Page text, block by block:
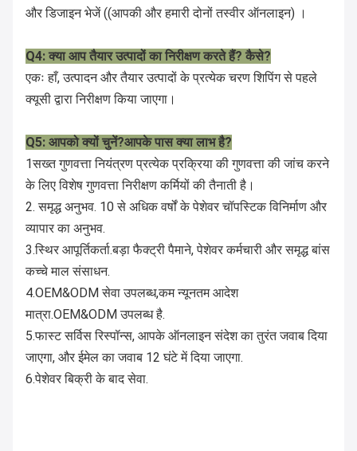
और डिजाइन भेजें ((आपकी और हमारी दोनों तस्वीर ऑनलाइन) ।
Q4: क्या आप तैयार उत्पादों का निरीक्षण करते हैं? कैसे?
एकः हाँ, उत्पादन और तैयार उत्पादों के प्रत्येक चरण शिपिंग से पहले
क्यूसी द्वारा निरीक्षण किया जाएगा।
Q5: आपको क्यों चुनें?आपके पास क्या लाभ है?
1सख्त गुणवत्ता नियंत्रण प्रत्येक प्रक्रिया की गुणवत्ता की जांच करने
के लिए विशेष गुणवत्ता निरीक्षण कर्मियों की तैनाती है।
2. समृद्ध अनुभव. 10 से अधिक वर्षों के पेशेवर चॉपस्टिक विनिर्माण और
व्यापार का अनुभव.
3.स्थिर आपूर्तिकर्ता.बड़ा फैक्ट्री पैमाने, पेशेवर कर्मचारी और समृद्ध बांस
कच्चे माल संसाधन.
4.OEM&ODM सेवा उपलब्ध,कम न्यूनतम आदेश
मात्रा.OEM&ODM उपलब्ध है.
5.फास्ट सर्विस रिस्पॉन्स, आपके ऑनलाइन संदेश का तुरंत जवाब दिया
जाएगा, और ईमेल का जवाब 12 घंटे में दिया जाएगा.
6.पेशेवर बिक्री के बाद सेवा.